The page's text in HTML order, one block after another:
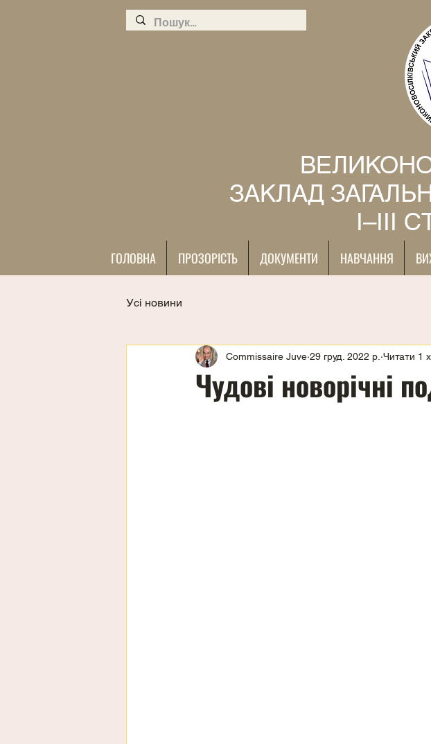
ЗАКЛАД
І–ІІІ
ГОЛОВНА ПРОЗОРІСТЬ ДОКУМЕНТИ НАВЧАННЯ
Усі новини
Чудові новорічні
Commissaire Juve 29 груд. 2022 р. Читати 1